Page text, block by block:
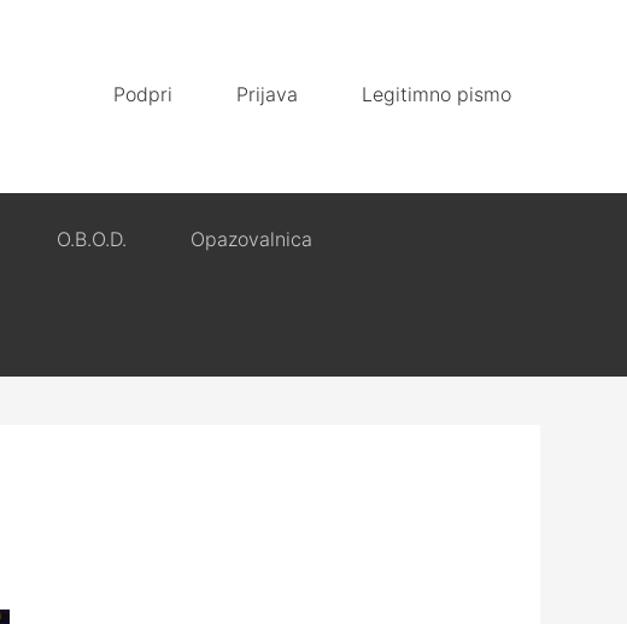
Podpri Prijava Legitimno pismo
O.B.O.D. Opazovalnica